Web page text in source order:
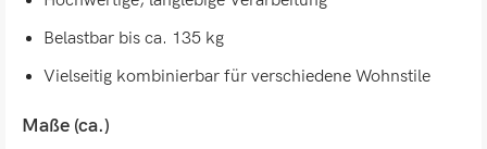
Belastbar bis ca. 135 kg
Vielseitig kombinierbar für verschiedene Wohnstile
Maße (ca.)